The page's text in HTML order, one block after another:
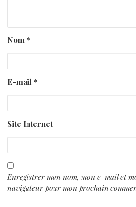
Nom *
E-mail *
Site Internet
Enregistrer mon nom, mon e-mail et
navigateur pour mon prochain